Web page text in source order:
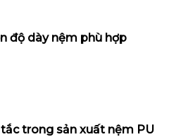
độ dày nệm phù hợp
trong sản xuất nệm PU